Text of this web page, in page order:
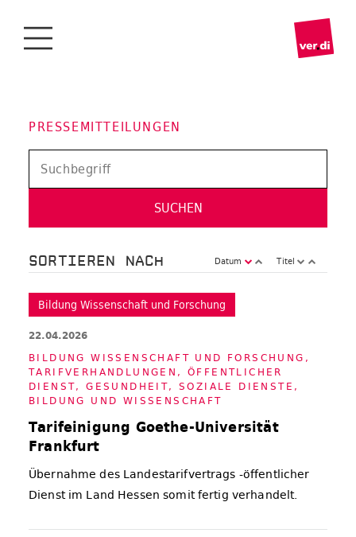
PRESSEMITTEILUNGEN
SORTIEREN NACH Datum Titel
Bildung Wissenschaft und Forschung
22.04.2026
BIL­DUNG WIS­SEN­SCHAFT UND FOR­SCHUNG ,
TA­RIF­VER­HAND­LUN­GEN ,ÖF­FENT­LI­CHER
DIENST,GE­SUND­HEIT, SO­ZIA­LE DIENS­TE,
BIL­DUNG UND WIS­SEN­SCHAFT
Tarifeinigung Goethe-Universität
Frankfurt
Übernahme des Landestarifvertrags -öffentlicher
Dienst im Land Hessen somit fertig verhandelt.